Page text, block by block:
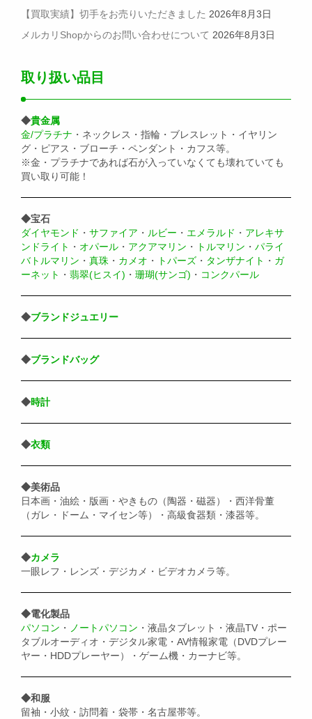
【買取実績】切手をお売りいただきました 2026年8月3日
メルカリShopからのお問い合わせについて 2026年8月3日
取り扱い品目
◆貴金属
金/プラチナ ・ネックレス・指輪・ブレスレット・イヤリン
グ・ピアス・ブローチ・ペンダント・カフス等。
※金・プラチナであれば石が入っていなくても壊れていても
買い取り可能！
◆宝石
ダイヤモンド ・ サファイア ・ ルビー ・ エメラルド ・ アレキサ
ンドライト ・ オパール ・ アクアマリン ・ トルマリン ・ パライ
バトルマリン ・ 真珠 ・ カメオ ・ トパーズ ・ タンザナイト ・ ガ
ーネット ・ 翡翠(ヒスイ) ・ 珊瑚(サンゴ) ・ コンクパール
◆ブランドジュエリー
◆ブランドバッグ
◆時計
◆衣類
◆美術品
日本画・油絵・版画・やきもの（陶器・磁器）・西洋骨董
（ガレ・ドーム・マイセン等）・高級食器類・漆器等。
◆カメラ
一眼レフ・レンズ・デジカメ・ビデオカメラ等。
◆電化製品
パソコン ・ ノートパソコン ・液晶タブレット・液晶TV・ポー
タブルオーディオ・デジタル家電・AV情報家電（DVDプレー
ヤー・HDDプレーヤー）・ゲーム機・カーナビ等。
◆和服
留袖・小紋・訪問着・袋帯・名古屋帯等。